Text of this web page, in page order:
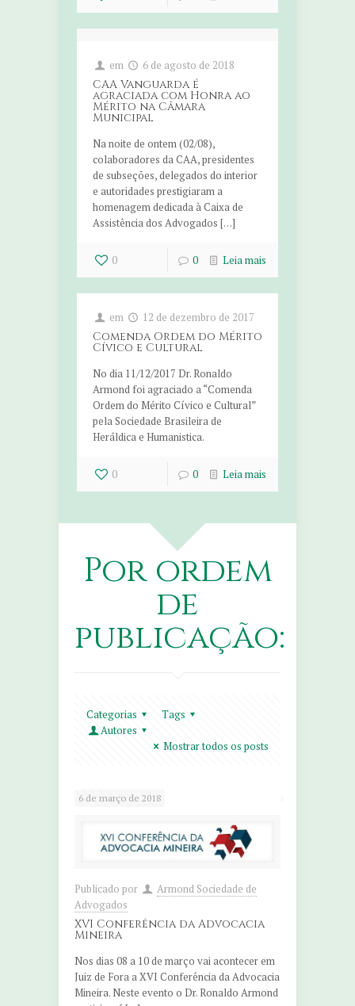
em 6 de agosto de 2018
CAA Vanguarda é
agraciada com Honra ao
Mérito na Câmara
Municipal
Na noite de ontem (02/08),
colaboradores da CAA, presidentes
de subseções, delegados do interior
e autoridades prestigiaram a
homenagem dedicada à Caixa de
Assistência dos Advogados […]
0 0 Leia mais
em 12 de dezembro de 2017
Comenda Ordem do Mérito
Cívico e Cultural
No dia 11/12/2017 Dr. Ronaldo
Armond foi agraciado a “Comenda
Ordem do Mérito Cívico e Cultural”
pela Sociedade Brasileira de
Heráldica e Humanistica.
0 0 Leia mais
Por ordem
de
publicação:
Categorias
Tags
Autores
Mostrar todos os posts
6 de março de 2018
Publicado por
Armond Sociedade de
Advogados
XVI Conferência da Advocacia
Mineira
Nos dias 08 a 10 de março vai acontecer em
Juiz de Fora a XVI Conferência da Advocacia
Mineira. Neste evento o Dr. Ronaldo Armond